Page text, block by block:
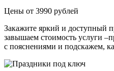
Цены от 3990 рублей
Закажите яркий и доступный
завышаем стоимость услуги
с пояснениями и подскажем,